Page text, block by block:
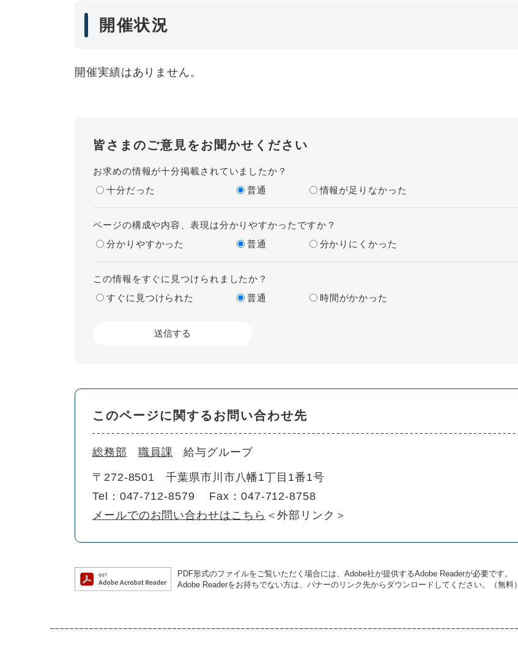
開催状況
開催実績はありません。
皆さまのご意見をお聞かせください
お求めの情報が十分掲載されていましたか？
十分だった
普通 情報が足りなかった
ページの構成や内容、表現は分かりやすかったですか？
分かりやすかった
普通 分かりにくかった
この情報をすぐに見つけられましたか？
すぐに見つけられた
普通 時間がかかった
このページに関するお問い合わせ先
総務部 職員課 給与グループ
〒272-8501
千葉県市川市八幡1丁目1番1号
Tel：047-712-8579
Fax：047-712-8758
メールでのお問い合わせはこちら ＜外部リンク＞
PDF形式のファイルをご覧いただく場合には、Adobe社が提供するAdobe Readerが必要です。
Adobe Readerをお持ちでない方は、バナーのリンク先からダウンロードしてください。（無料）